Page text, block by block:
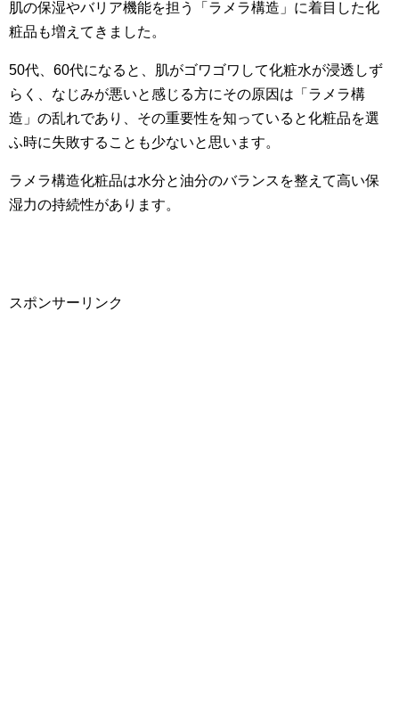
肌の保湿やバリア機能を担う「ラメラ構造」に着目した化
粧品も増えてきました。
50代、60代になると、肌がゴワゴワして化粧水が浸透しず
らく、なじみが悪いと感じる方にその原因は「ラメラ構
造」の乱れであり、その重要性を知っていると化粧品を選
ふ時に失敗することも少ないと思います。
ラメラ構造化粧品は水分と油分のバランスを整えて高い保
湿力の持続性があります。
スポンサーリンク